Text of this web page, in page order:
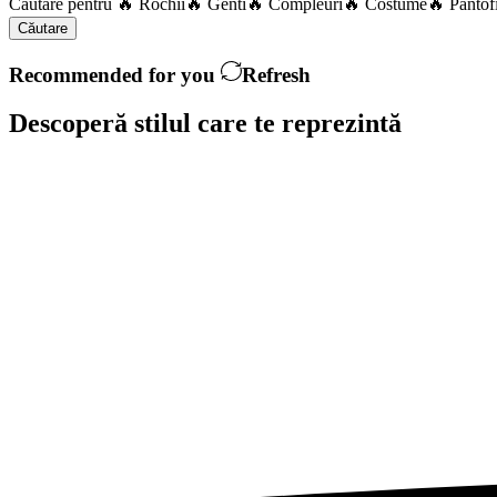
Căutare pentru 🔥 Rochii 🔥 Genti 🔥 Compleuri 🔥 Costume🔥
Căutare
Recommended for you Refresh
Descoperă stilul care te reprezintă